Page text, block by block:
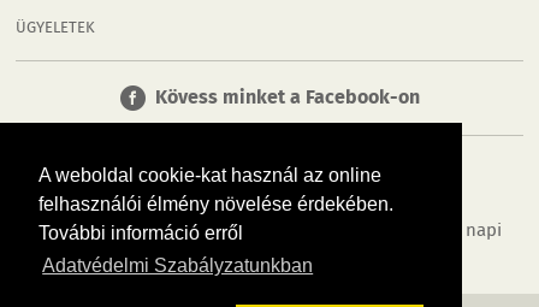
A weboldal cookie-kat használ az online
felhasználói élmény növelése érdekében.
További információ erről
Adatvédelmi Szabályzatunkban
ÜGYELETEK
Kövess minket a Facebook-on
Tudj meg többet városodról! Hírek, programok, képek, napi
menü, cégek…. és minden, ami Győr